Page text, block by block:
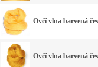
Ovčí vlna barvená
Ovčí vlna barvená